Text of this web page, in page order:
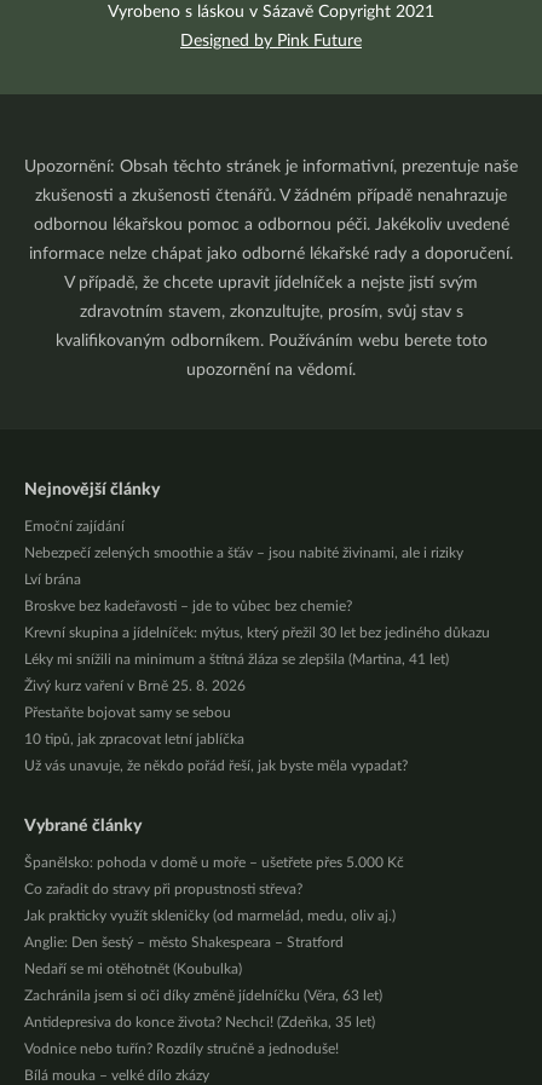
Vyrobeno s láskou v Sázavě Copyright 2021
Designed by Pink Future
Upozornění: Obsah těchto stránek je informativní, prezentuje naše
zkušenosti a zkušenosti čtenářů. V žádném případě nenahrazuje
odbornou lékařskou pomoc a odbornou péči. Jakékoliv uvedené
informace nelze chápat jako odborné lékařské rady a doporučení.
V případě, že chcete upravit jídelníček a nejste jistí svým
zdravotním stavem, zkonzultujte, prosím, svůj stav s
kvalifikovaným odborníkem. Používáním webu berete toto
upozornění na vědomí.
Nejnovější články
Emoční zajídání
Nebezpečí zelených smoothie a šťáv – jsou nabité živinami, ale i riziky
Lví brána
Broskve bez kadeřavosti – jde to vůbec bez chemie?
Krevní skupina a jídelníček: mýtus, který přežil 30 let bez jediného důkazu
Léky mi snížili na minimum a štítná žláza se zlepšila (Martina, 41 let)
Živý kurz vaření v Brně 25. 8. 2026
Přestaňte bojovat samy se sebou
10 tipů, jak zpracovat letní jablíčka
Už vás unavuje, že někdo pořád řeší, jak byste měla vypadat?
Vybrané články
Španělsko: pohoda v domě u moře – ušetřete přes 5.000 Kč
Co zařadit do stravy při propustnosti střeva?
Jak prakticky využít skleničky (od marmelád, medu, oliv aj.)
Anglie: Den šestý – město Shakespeara – Stratford
Nedaří se mi otěhotnět (Koubulka)
Zachránila jsem si oči díky změně jídelníčku (Věra, 63 let)
Antidepresiva do konce života? Nechci! (Zdeňka, 35 let)
Vodnice nebo tuřín? Rozdíly stručně a jednoduše!
Bílá mouka – velké dílo zkázy